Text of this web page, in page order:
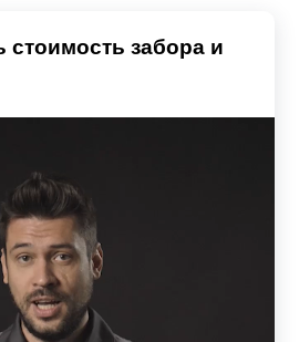
стоимость забора и